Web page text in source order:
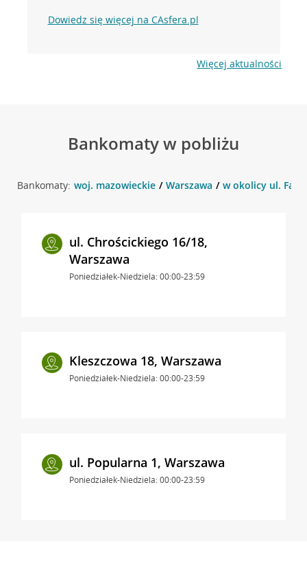
Dowiedz się więcej na CAsfera.pl
Więcej aktualności
Bankomaty w pobliżu
Bankomaty: woj. mazowieckie Warszawa w okolicy ul.
ul. Chrościckiego 16/18,
Warszawa
Poniedziałek-Niedziela: 00:00-23:59
Kleszczowa 18, Warszawa
Poniedziałek-Niedziela: 00:00-23:59
ul. Popularna 1, Warszawa
Poniedziałek-Niedziela: 00:00-23:59